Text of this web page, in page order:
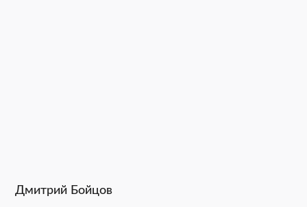
Дмитрий Бойцов